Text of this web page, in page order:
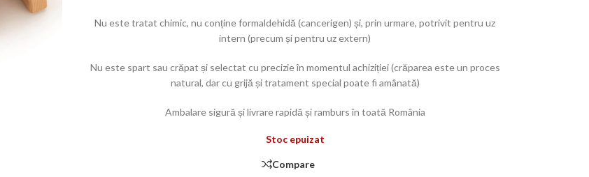
Nu este tratat chimic, nu conține formaldehidă (cancerigen) și, prin urmare, potrivit pentru uz
intern (precum și pentru uz extern)
Nu este spart sau crăpat și selectat cu precizie în momentul achiziției (crăparea este un proces
natural, dar cu grijă și tratament special poate fi amânată)
Ambalare sigură și livrare rapidă și ramburs în toată România
Stoc epuizat
Compare